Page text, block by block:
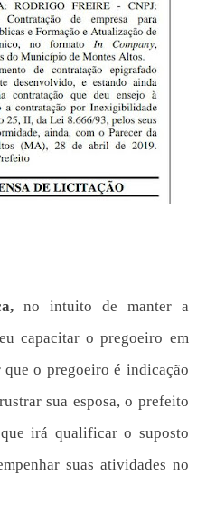
no intuito de manter a
capacitar o pregoeiro em
o pregoeiro é indicação
sua esposa, o prefeito
irá qualificar o suposto
suas atividades no